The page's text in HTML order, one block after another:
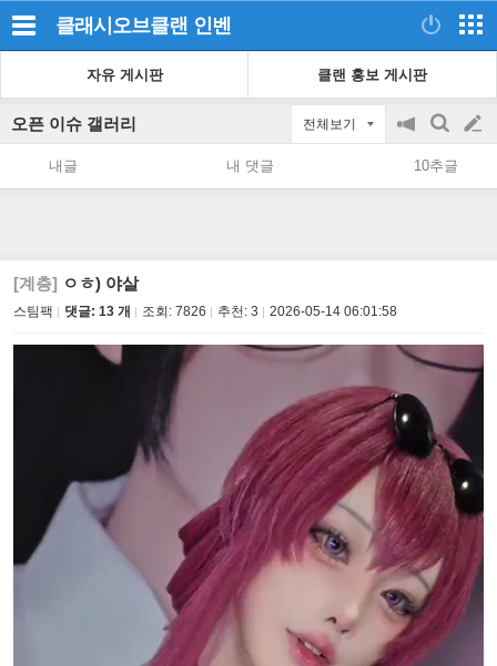
클래시오브클랜 인벤
자유 게시판 클랜 홍보 게시판
오픈 이슈 갤러리 전체보기
공
지
on/off
검
색
글
쓰
내글 내 댓글 10추글
[계층] ㅇㅎ) 야살
스팀팩 댓글: 13 개 조회: 7826 추천: 3 2026-05-14 06:01:58